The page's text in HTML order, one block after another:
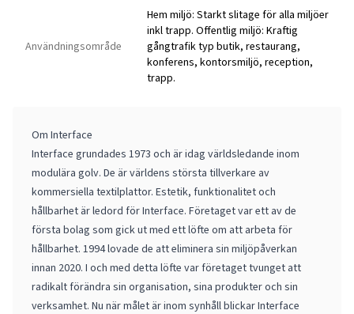
Användningsområde
Hem miljö: Starkt slitage för alla miljöer
inkl trapp. Offentlig miljö: Kraftig
gångtrafik typ butik, restaurang,
konferens, kontorsmiljö, reception,
trapp.
Om Interface
Interface grundades 1973 och är idag världsledande inom
modulära golv. De är världens största tillverkare av
kommersiella textilplattor. Estetik, funktionalitet och
hållbarhet är ledord för Interface. Företaget var ett av de
första bolag som gick ut med ett löfte om att arbeta för
hållbarhet. 1994 lovade de att eliminera sin miljöpåverkan
innan 2020. I och med detta löfte var företaget tvunget att
radikalt förändra sin organisation, sina produkter och sin
verksamhet. Nu när målet är inom synhåll blickar Interface